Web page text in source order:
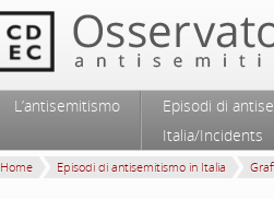
Menu principale
Vai al contenuto principale
Vai al contenuto secondario
L’antisemitismo
Episodi di
Italia/Incidents
Home Episodi di antisemitismo in Italia